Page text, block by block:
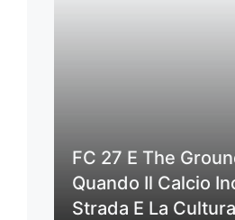
FC 27 E The
Quando Il Calcio
Strada E La